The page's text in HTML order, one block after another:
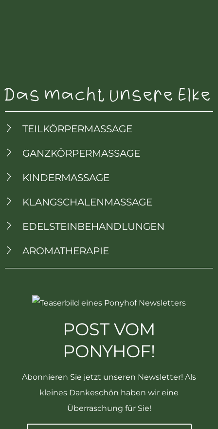
Das macht unsere Elke
TEILKÖRPERMASSAGE
GANZKÖRPERMASSAGE
KINDERMASSAGE
KLANGSCHALENMASSAGE
EDELSTEINBEHANDLUNGEN
AROMATHERAPIE
POST VOM
PONYHOF!
Abonnieren Sie jetzt unseren Newsletter! Als
kleines Dankeschön haben wir eine
Überraschung für Sie!